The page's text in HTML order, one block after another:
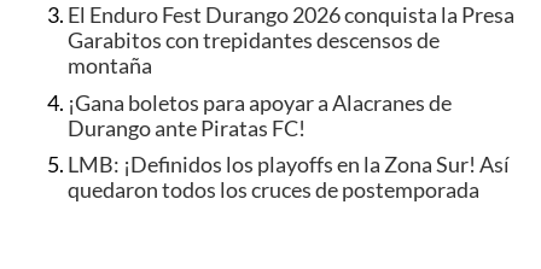
El Enduro Fest Durango 2026 conquista la Presa
Garabitos con trepidantes descensos de
montaña
¡Gana boletos para apoyar a Alacranes de
Durango ante Piratas FC!
LMB: ¡Definidos los playoffs en la Zona Sur! Así
quedaron todos los cruces de postemporada